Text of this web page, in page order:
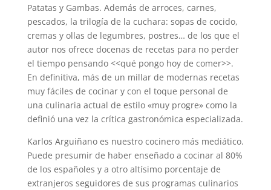
Patatas y Gambas. Además de arroces, carnes,
pescados, la trilogía de la cuchara: sopas de cocido,
cremas y ollas de legumbres, postres… de los que el
autor nos ofrece docenas de recetas para no perder
el tiempo pensando <<qué pongo hoy de comer>>.
En definitiva, más de un millar de modernas recetas
muy fáciles de cocinar y con el toque personal de
una culinaria actual de estilo «muy progre» como la
definió una vez la crítica gastronómica especializada.
Karlos Arguiñano es nuestro cocinero más mediático.
Puede presumir de haber enseñado a cocinar al 80%
de los españoles y a otro altísimo porcentaje de
extranjeros seguidores de sus programas culinarios